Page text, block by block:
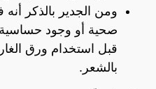
ومن الجدير بالذكر
صحية أو وجود
قبل استخدام ورق
بالشعر.